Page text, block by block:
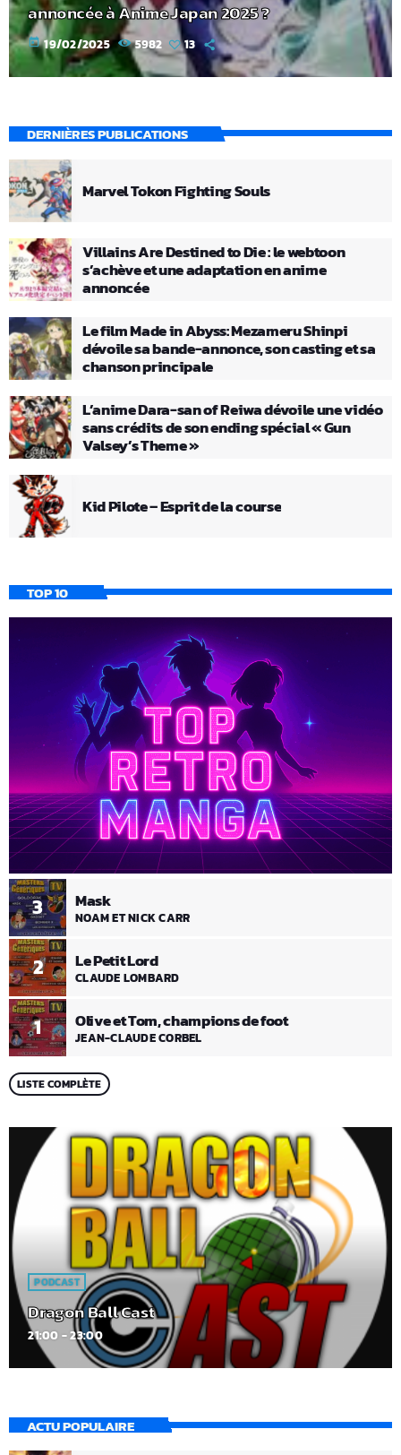
annoncée à Anime Japan 2025 ?
today 19/02/2025 5982 13
DERNIÈRES PUBLICATIONS
Marvel Tokon Fighting Souls
Villains Are Destined to Die : le webtoon
s’achève et une adaptation en anime
annoncée
Le film Made in Abyss: Mezameru Shinpi
dévoile sa bande-annonce, son casting et sa
chanson principale
L’anime Dara-san of Reiwa dévoile une vidéo
sans crédits de son ending spécial « Gun
Valsey’s Theme »
Kid Pilote – Esprit de la course
TOP 10
1 Olive et Tom, champions de foot
JEAN-CLAUDE CORBEL
2 Le Petit Lord
CLAUDE LOMBARD
3 Mask
NOAM ET NICK CARR
LISTE COMPLÈTE
PODCAST
Dragon Ball Cast
21:00 - 23:00
ACTU POPULAIRE